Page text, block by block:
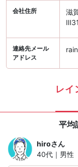
会社住所
滋
連絡先メール
アドレス
レイ
平均
hiroさん
40代｜男性